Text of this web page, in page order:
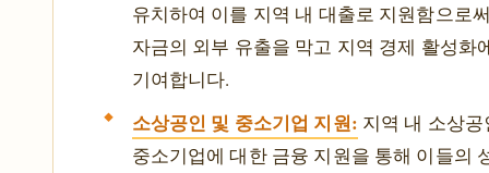
유치하여 이를 지역 내 대출로 지원함으로
자금의 외부 유출을 막고 지역 경제 활성화
기여합니다.
소상공인 및 중소기업 지원: 지역 내 소상공
중소기업에 대한 금융 지원을 통해 이들의